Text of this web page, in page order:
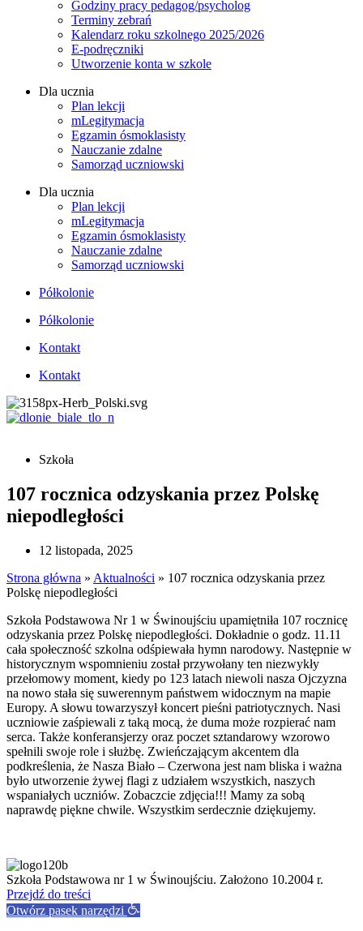
Godziny pracy pedagog/psycholog
Terminy zebrań
Kalendarz roku szkolnego 2025/2026
E-podręczniki
Utworzenie konta w szkole
Dla ucznia
Plan lekcji
mLegitymacja
Egzamin ósmoklasisty
Nauczanie zdalne
Samorząd uczniowski
Dla ucznia
Plan lekcji
mLegitymacja
Egzamin ósmoklasisty
Nauczanie zdalne
Samorząd uczniowski
Półkolonie
Półkolonie
Kontakt
Kontakt
Szkoła
107 rocznica odzyskania przez Polskę
niepodległości
12 listopada, 2025
Strona główna » Aktualności » 107 rocznica odzyskania przez
Polskę niepodległości
Szkoła Podstawowa Nr 1 w Świnoujściu upamiętniła 107 rocznicę
odzyskania przez Polskę niepodległości. Dokładnie o godz. 11.11
cała społeczność szkolna odśpiewała hymn narodowy. Następnie w
historycznym wspomnieniu został przywołany ten niezwykły
przełomowy moment, kiedy po 123 latach niewoli nasza Ojczyzna
na nowo stała się suwerennym państwem widocznym na mapie
Europy. A słowu towarzyszył koncert pieśni patriotycznych. Nasi
uczniowie zaśpiewali z taką mocą, że duma może rozpierać nam
serca. Także konferansjerzy oraz poczet sztandarowy wzorowo
spełnili swoje role i służbę. Zwieńczającym akcentem dla
podkreślenia, że Nasza Biało – Czerwona jest nam bliska i ważna
było utworzenie żywej flagi z udziałem wszystkich, naszych
wspaniałych uczniów. Zobaczcie zdjęcia!!! Mamy za sobą
naprawdę piękne chwile. Wszystkim serdecznie dziękujemy.
Szkoła Podstawowa nr 1 w Świnoujściu. Założono 10.2004 r.
Przejdź do treści
Otwórz pasek narzędzi